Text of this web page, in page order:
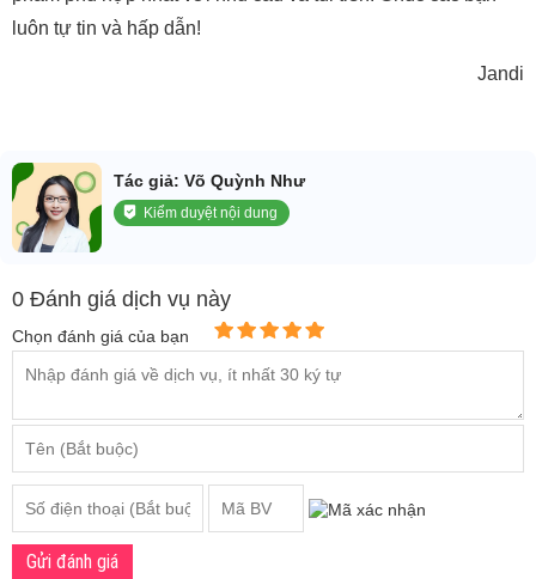
luôn tự tin và hấp dẫn!
Jandi
Tác giả: Võ Quỳnh Như
Kiểm duyệt nội dung
0 Đánh giá dịch vụ này
Chọn đánh giá của bạn
Gửi đánh giá